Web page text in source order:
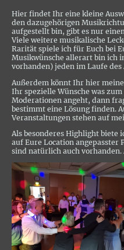
Hier findet Ihr eine kleine
den dazugehörigen
aufgestellt bin, gibt es nur
Viele weitere musikalische
Rarität spiele ich für Euch bei
Musikwünsche allerart bin ich
vorhanden) jeden im Laufe
Außerdem könnt Ihr hier
Ihr spezielle Wünsche was
Moderationen angeht, dann
bestimmt eine Lösung finden.
Veranstaltungen stehen auf
Als besonderes Highlight biete
auf Eure Location angepasster
sind natürlich auch vorhanden.